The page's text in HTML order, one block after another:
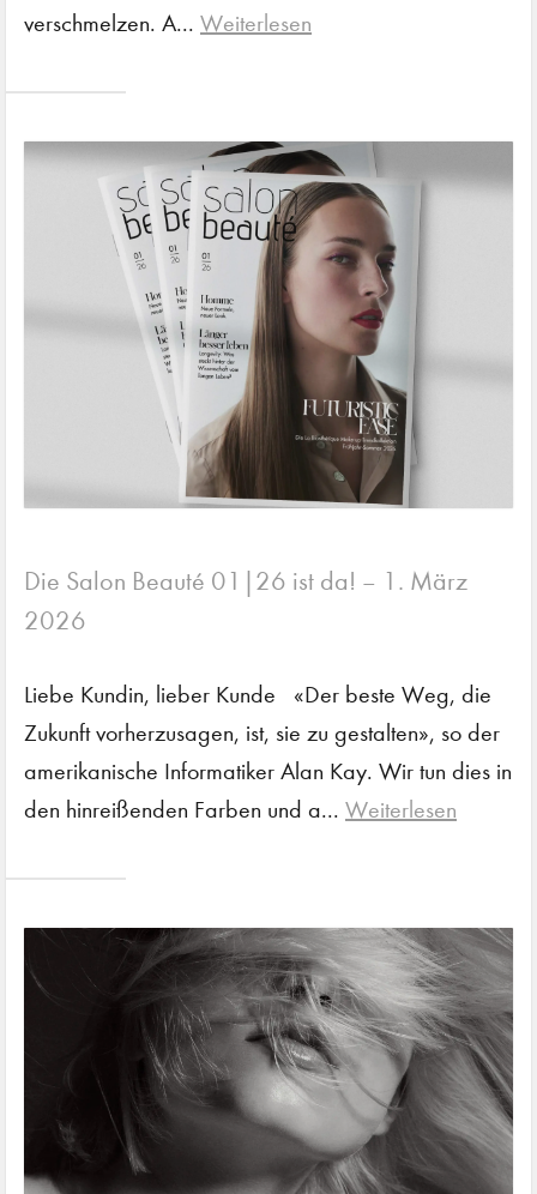
verschmelzen. A... Weiterlesen
Die Salon Beauté 01|26 ist da! – 1. März
2026
Liebe Kundin, lieber Kunde «Der beste Weg, die
Zukunft vorherzusagen, ist, sie zu gestalten», so der
amerikanische Informatiker Alan Kay. Wir tun dies in
den hinreißenden Farben und a... Weiterlesen